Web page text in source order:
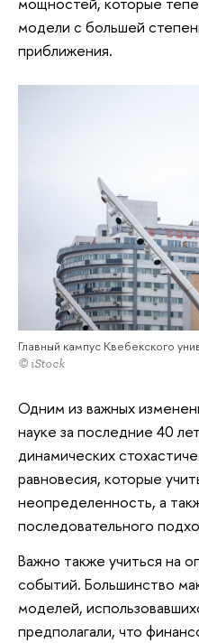
модели с большей
приближения.
Главный кампус Квебекского
© iStock
Одним из важных
науке за последние 40
динамических
равновесия, которые
неопределенность, а
последовательного
Важно также учиться на
событий. Большинство
моделей,
предполагали, что